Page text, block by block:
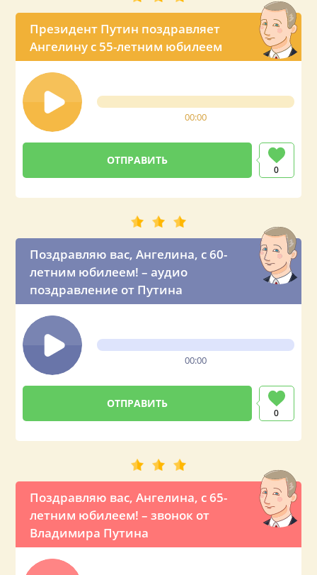
Президент Путин поздравляет
Ангелину с 55-летним юбилеем
00:00
0
Поздравляю вас, Ангелина, с 60-
летним юбилеем! – аудио
поздравление от Путина
00:00
0
Поздравляю вас, Ангелина, с 65-
летним юбилеем! – звонок от
Владимира Путина